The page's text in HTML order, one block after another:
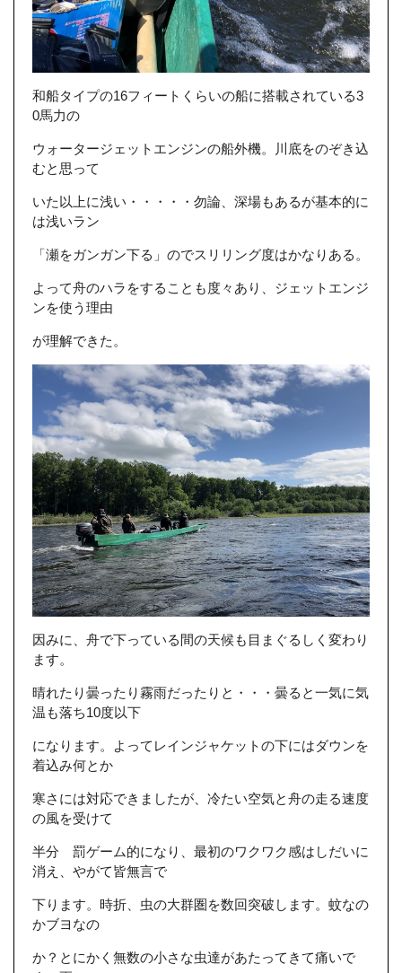
和船タイプの16フィートくらいの船に搭載されている3
0馬力の
ウォータージェットエンジンの船外機。川底をのぞき込
むと思って
いた以上に浅い・・・・・勿論、深場もあるが基本的に
は浅いラン
「瀬をガンガン下る」のでスリリング度はかなりある。
よって舟のハラをすることも度々あり、ジェットエンジ
ンを使う理由
が理解できた。
因みに、舟で下っている間の天候も目まぐるしく変わり
ます。
晴れたり曇ったり霧雨だったりと・・・曇ると一気に気
温も落ち10度以下
になります。よってレインジャケットの下にはダウンを
着込み何とか
寒さには対応できましたが、冷たい空気と舟の走る速度
の風を受けて
半分 罰ゲーム的になり、最初のワクワク感はしだいに
消え、やがて皆無言で
下ります。時折、虫の大群圏を数回突破します。蚊なの
かブヨなの
か？とにかく無数の小さな虫達があたってきて痛いで